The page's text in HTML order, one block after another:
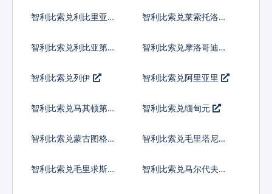
智利比索兑利比里亚元 智利比索兑莱索托洛蒂
智利比索兑利比亚第纳
智利比索兑摩洛哥迪拉
智利比索兑列伊 智利比索兑阿里亚里
智利比索兑马其顿第纳
智利比索兑缅甸元
智利比索兑蒙古图格里
智利比索兑毛里塔尼亚
智利比索兑毛里求斯卢
智利比索兑马尔代夫拉